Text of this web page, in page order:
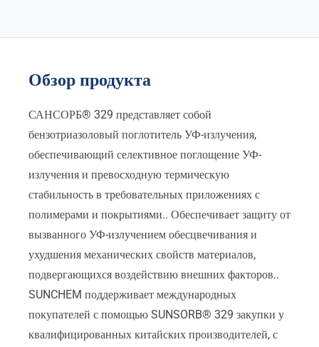
Обзор продукта
САНСОРБ® 329 представляет собой
бензотриазоловый поглотитель УФ-излучения,
обеспечивающий селективное поглощение УФ-
излучения и превосходную термическую
стабильность в требовательных приложениях с
полимерами и покрытиями.. Обеспечивает защиту от
вызванного УФ-излучением обесцвечивания и
ухудшения механических свойств материалов,
подвергающихся воздействию внешних факторов..
SUNCHEM поддерживает международных
покупателей с помощью SUNSORB® 329 закупки у
квалифицированных китайских производителей, с